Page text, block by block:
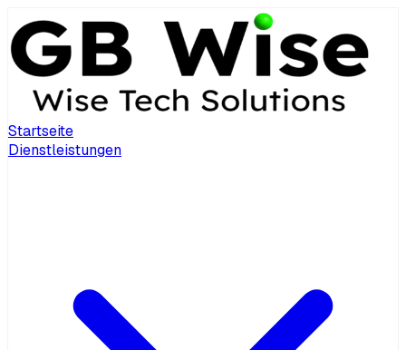
Startseite
Dienstleistungen